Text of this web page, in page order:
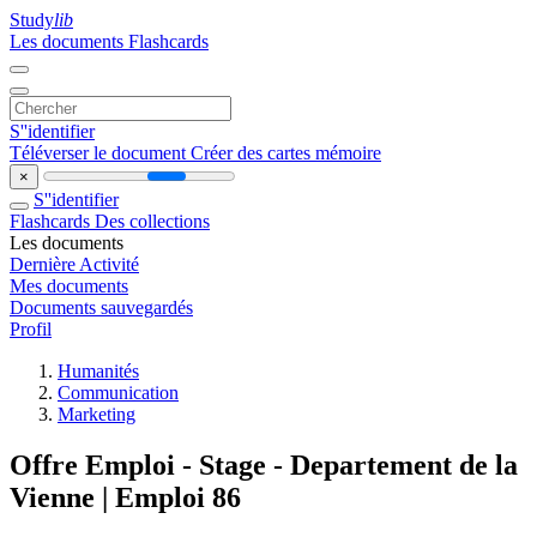
Studylib
Les documents Flashcards
S''identifier
Téléverser le document Créer des cartes mémoire
×
S''identifier
Flashcards Des collections
Les documents
Dernière Activité
Mes documents
Documents sauvegardés
Profil
Humanités
Communication
Marketing
Offre Emploi - Stage - Departement de la
Vienne | Emploi 86